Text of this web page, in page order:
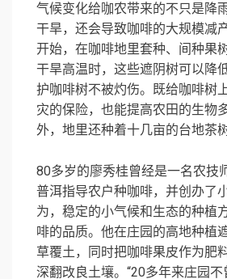
气候变化给咖农带来的不只是降
干旱，还会导致咖啡的大规模减
开始，在咖啡地里套种、间种果
干旱高温时，这些遮阴树可以降
护咖啡树不被灼伤。既给咖啡树
灾的保险，也能提高农田的生物
外，地里还种着十几亩的台地茶树
80多岁的廖秀桂曾经是一名农技
普洱指导农户种咖啡，并创办了
为，稳定的小气候和生态的种植
啡的品质。他在庄园的高地种植
草覆土，同时把咖啡果皮作为肥
深翻改良土壤。“20多年来庄园